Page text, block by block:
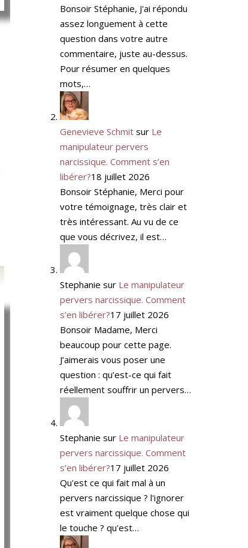
Bonsoir Stéphanie, J'ai répondu
assez longuement à cette
question dans votre autre
commentaire, juste au-dessus.
Pour résumer en quelques
mots,…
Genevieve Schmitsur Le
manipulateur pervers
narcissique. Comment s’en
libérer?18 juillet 2026
Bonsoir Stéphanie, Merci pour
votre témoignage, très clair et
très intéressant. Au vu de ce
que vous décrivez, il est…
Stephanie sur Le manipulateur
pervers narcissique. Comment
s’en libérer?17 juillet 2026
Bonsoir Madame, Merci
beaucoup pour cette page.
J’aimerais vous poser une
question : qu’est-ce qui fait
réellement souffrir un pervers…
Stephanie sur Le manipulateur
pervers narcissique. Comment
s’en libérer?17 juillet 2026
Qu'est ce qui fait mal à un
pervers narcissique ? l'ignorer
est vraiment quelque chose qui
le touche ? qu'est…